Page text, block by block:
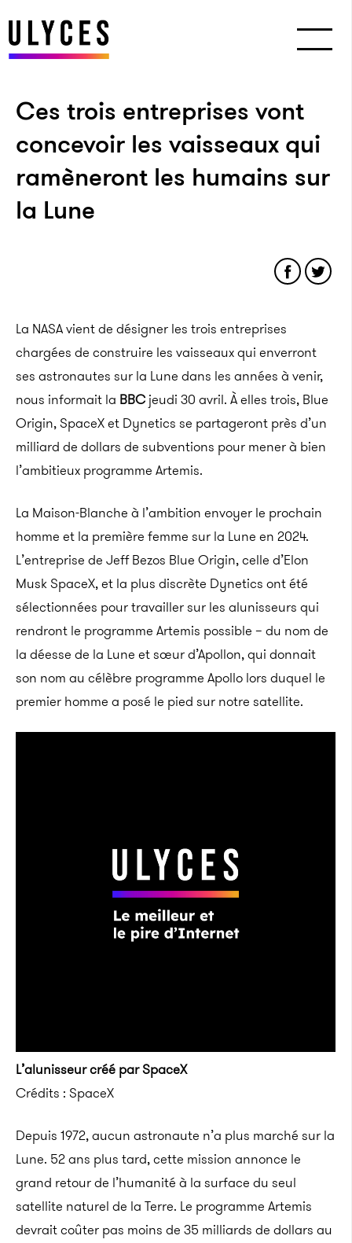
Ces trois entreprises vont
concevoir les vaisseaux qui
ramèneront les humains sur
la Lune
La NASA vient de désigner les trois entreprises
chargées de construire les vaisseaux qui enverront
ses astronautes sur la Lune dans les années à venir,
nous informait la BBC jeudi 30 avril. À elles trois, Blue
Origin, SpaceX et Dynetics se partageront près d’un
milliard de dollars de subventions pour mener à bien
l’ambitieux programme Artemis.
La Maison-Blanche à l’ambition envoyer le prochain
homme et la première femme sur la Lune en 2024.
L’entreprise de Jeff Bezos Blue Origin, celle d’Elon
Musk SpaceX, et la plus discrète Dynetics ont été
sélectionnées pour travailler sur les alunisseurs qui
rendront le programme Artemis possible – du nom de
la déesse de la Lune et sœur d’Apollon, qui donnait
son nom au célèbre programme Apollo lors duquel le
premier homme a posé le pied sur notre satellite.
L’alunisseur créé par SpaceX
Crédits : SpaceX
Depuis 1972, aucun astronaute n’a plus marché sur la
Lune. 52 ans plus tard, cette mission annonce le
grand retour de l’humanité à la surface du seul
satellite naturel de la Terre. Le programme Artemis
devrait coûter pas moins de 35 milliards de dollars au